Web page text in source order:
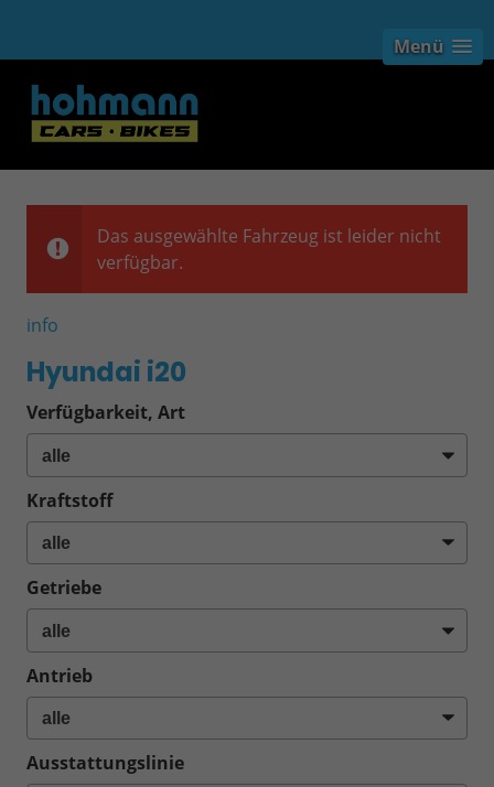
Menü
Das ausgewählte Fahrzeug ist leider nicht
verfügbar.
info
Hyundai i20
Verfügbarkeit, Art
Kraftstoff
Getriebe
Antrieb
Ausstattungslinie